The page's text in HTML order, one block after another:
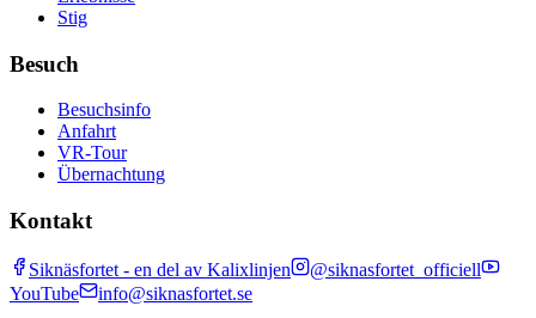
Stig
Besuch
Besuchsinfo
Anfahrt
VR-Tour
Übernachtung
Kontakt
Siknäsfortet - en del av Kalixlinjen
@siknasfortet_officiell
YouTube
info@siknasfortet.se